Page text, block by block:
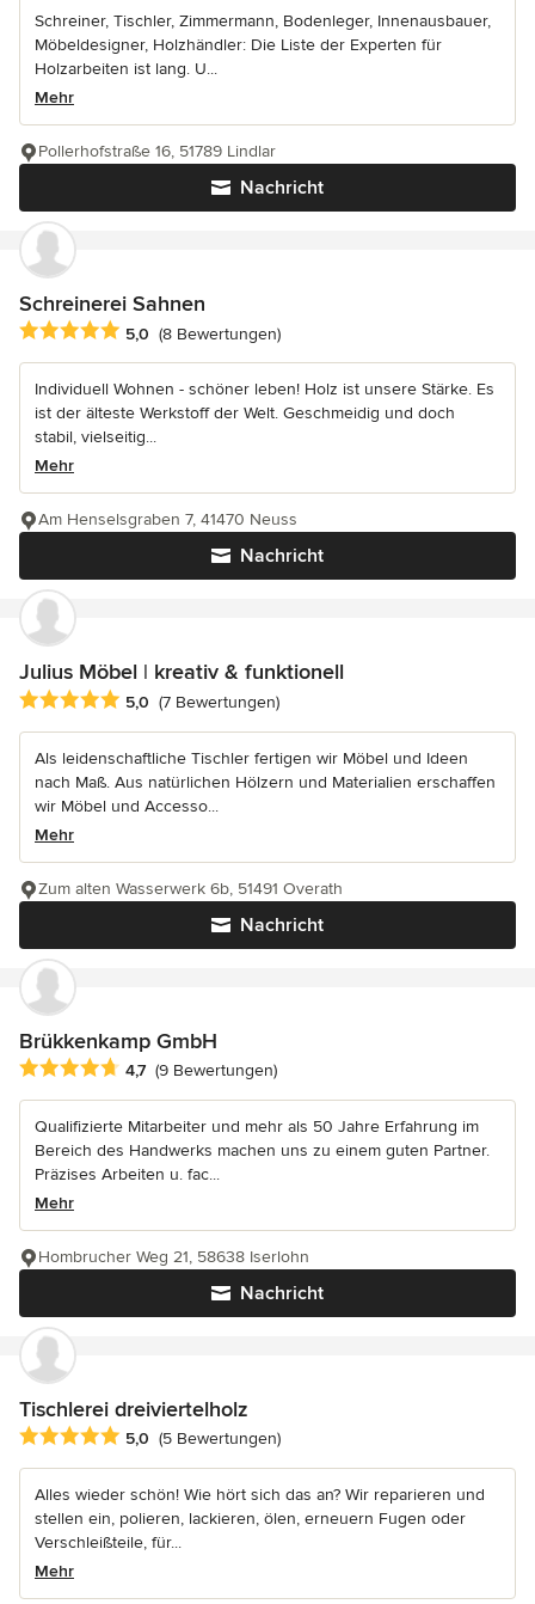
Schreiner, Tischler, Zimmermann, Bodenleger, Innenausbauer,
Möbeldesigner, Holzhändler: Die Liste der Experten für
Holzarbeiten ist lang. U...
Mehr
Nachricht
Pollerhofstraße 16, 51789 Lindlar
Schreinerei Sahnen
Durchschnittliche Bewertung: 5 von 5 Sternen
5,0 (8 Bewertungen)
Individuell Wohnen - schöner leben! Holz ist unsere Stärke. Es
ist der älteste Werkstoff der Welt. Geschmeidig und doch
stabil, vielseitig...
Mehr
Nachricht
Am Henselsgraben 7, 41470 Neuss
Julius Möbel | kreativ & funktionell
Durchschnittliche Bewertung: 5 von 5 Sternen
5,0 (7 Bewertungen)
Als leidenschaftliche Tischler fertigen wir Möbel und Ideen
nach Maß. Aus natürlichen Hölzern und Materialien erschaffen
wir Möbel und Accesso...
Mehr
Nachricht
Zum alten Wasserwerk 6b, 51491 Overath
Brükkenkamp GmbH
Durchschnittliche Bewertung: 4.7 von 5 Sternen
4,7 (9 Bewertungen)
Qualifizierte Mitarbeiter und mehr als 50 Jahre Erfahrung im
Bereich des Handwerks machen uns zu einem guten Partner.
Präzises Arbeiten u. fac...
Mehr
Nachricht
Hombrucher Weg 21, 58638 Iserlohn
Tischlerei dreiviertelholz
Durchschnittliche Bewertung: 5 von 5 Sternen
5,0 (5 Bewertungen)
Alles wieder schön! Wie hört sich das an? Wir reparieren und
stellen ein, polieren, lackieren, ölen, erneuern Fugen oder
Verschleißteile, für...
Mehr